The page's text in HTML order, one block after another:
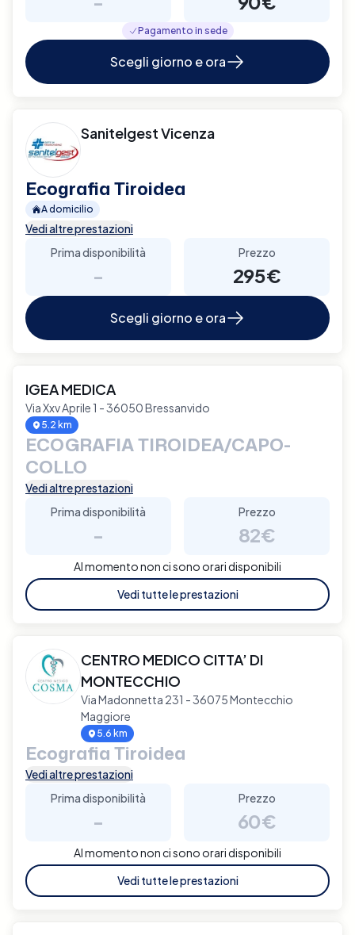
Pagamento in sede
Scegli giorno e ora
Sanitelgest Vicenza
Ecografia Tiroidea
A domicilio
Vedi altre prestazioni
Prima disponibilità
-
Prezzo
295€
Scegli giorno e ora
IGEA MEDICA
Via Xxv Aprile 1 - 36050 Bressanvido
5.2 km
ECOGRAFIA TIROIDEA/CAPO-
COLLO
Vedi altre prestazioni
Prima disponibilità
-
Prezzo
82€
Al momento non ci sono orari disponibili
Vedi tutte le prestazioni
CENTRO MEDICO CITTA’ DI
MONTECCHIO
Via Madonnetta 231 - 36075 Montecchio
Maggiore
5.6 km
Ecografia Tiroidea
Vedi altre prestazioni
Prima disponibilità
-
Prezzo
60€
Al momento non ci sono orari disponibili
Vedi tutte le prestazioni